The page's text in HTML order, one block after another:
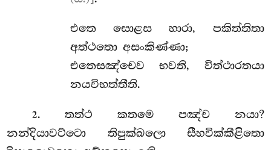
එතෙ සොළස හාරා, පකිත්තිතා
අත්ථතො අසංකිණ්ණා;
එතෙසඤ්චෙව භවති, විත්ථාරතයා
නයවිභත්තීති.
2. තත්ථ කතමෙ පඤ්ච නයා?
නන්දියාවට්ටො තිපුක්ඛලො සීහවික්කීළිතො